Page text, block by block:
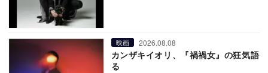
映画 2026.08.08
カンザキイオリ、『禍禍女』の狂気語
る